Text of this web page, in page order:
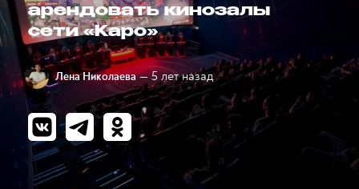
арендовать кинозалы
сети «Каро»
Лена Николаева — 5 лет назад